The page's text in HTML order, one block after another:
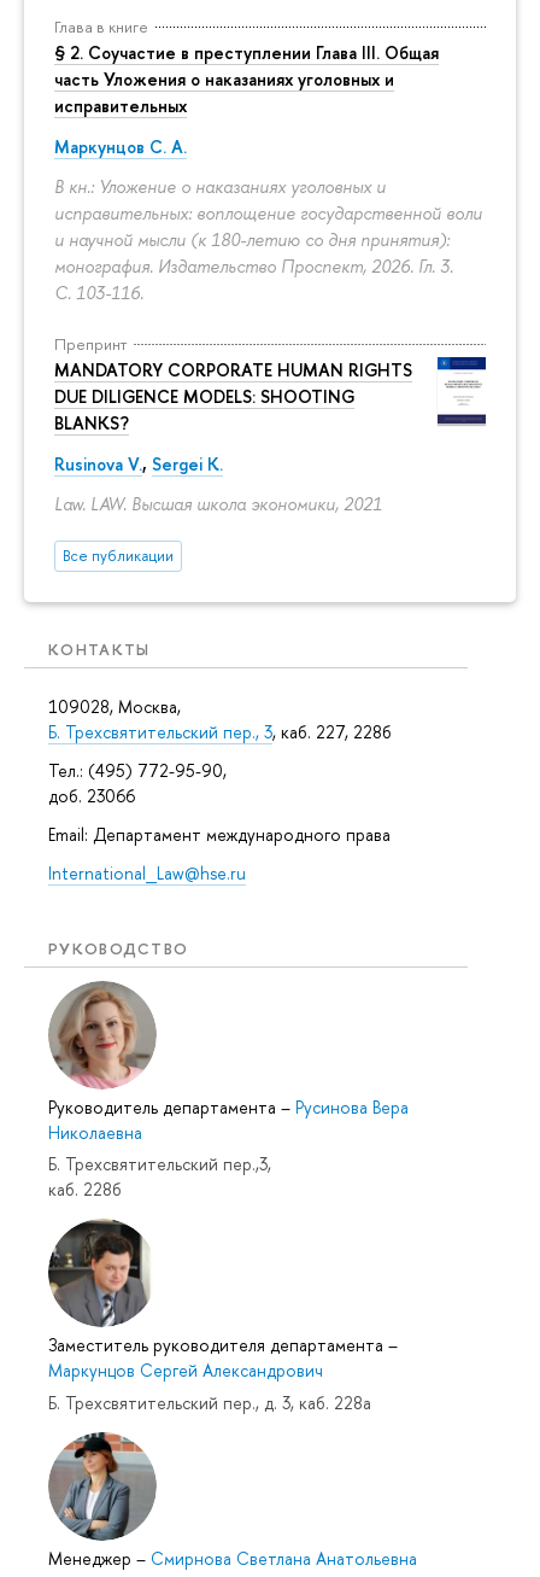
Глава в книге
§ 2. Соучастие в преступлении Глава III. Общая
часть Уложения о наказаниях уголовных и
исправительных
Маркунцов С. А.
В кн.: Уложение о наказаниях уголовных и
исправительных: воплощение государственной воли
и научной мысли (к 180-летию со дня принятия):
монография. Издательство Проспект, 2026. Гл. 3.
С. 103-116.
Препринт
MANDATORY CORPORATE HUMAN RIGHTS
DUE DILIGENCE MODELS: SHOOTING
BLANKS?
Rusinova V., Sergei K.
Law. LAW. Высшая школа экономики, 2021
Все публикации
КОНТАКТЫ
109028, Москва,
Б. Трехсвятительский пер., 3, каб. 227, 228б
Тел.: (495) 772-95-90,
доб. 23066
Email: Департамент международного права
International_Law@hse.ru
РУКОВОДСТВО
Руководитель департамента – Русинова Вера
Николаевна
Б. Трехсвятительский пер.,3,
каб. 228б
Заместитель руководителя департамента –
Маркунцов Сергей Александрович
Б. Трехсвятительский пер., д. 3, каб. 228а
Менеджер – Смирнова Светлана Анатольевна